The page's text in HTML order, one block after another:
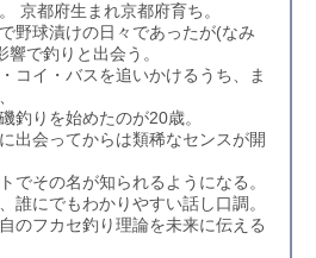
京都府生まれ京都府育ち。
野球漬けの日々であったが(なみ
で釣りと出会う。
コイ・バスを追いかけるうち、ま
釣りを始めたのが20歳。
出会ってからは類稀なセンスが開
でその名が知られるようになる。
誰にでもわかりやすい話し口調。
のフカセ釣り理論を未来に伝える